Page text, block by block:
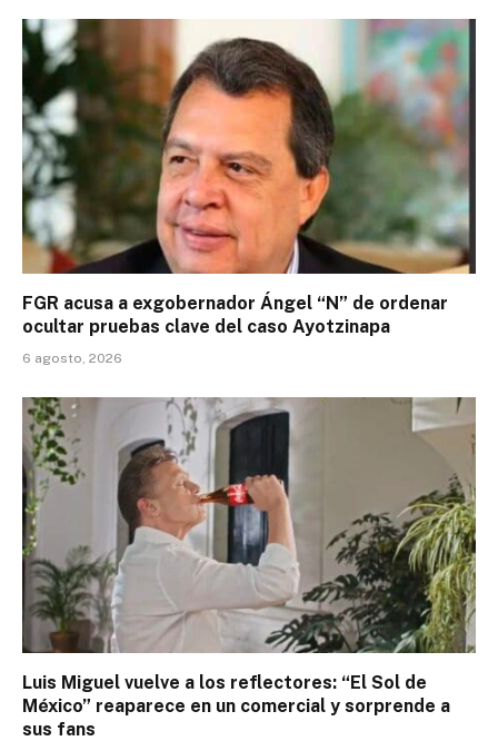
FGR acusa a exgobernador Ángel “N” de ordenar
ocultar pruebas clave del caso Ayotzinapa
6 agosto, 2026
Luis Miguel vuelve a los reflectores: “El Sol de
México” reaparece en un comercial y sorprende a
sus fans